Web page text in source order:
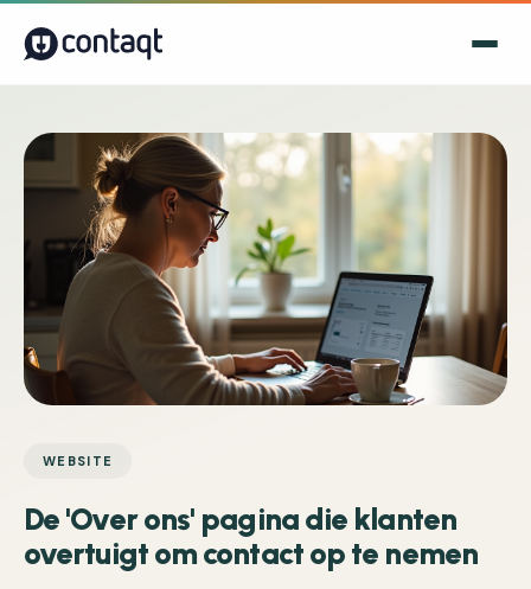
WEBSITE
De 'Over ons' pagina die klanten
overtuigt om contact op te nemen